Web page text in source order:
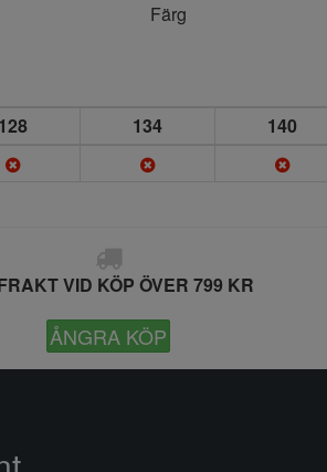
Färg
128 134 140
VID KÖP ÖVER 799 KR
ÅNGRA KÖP